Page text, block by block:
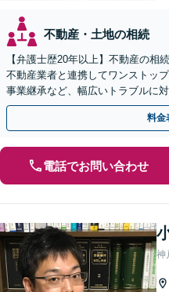
不動産・土地の相続
【弁護士歴20年以上】不動産の相
不動産業者と連携してワンストッ
事業継承など、幅広いトラブルに
【オンライン相談可】【元町駅7分
料金
電話でお問い合わせ
神